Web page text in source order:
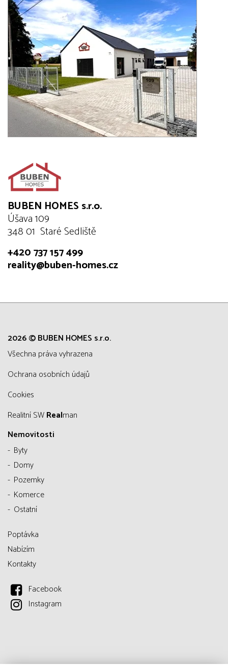
BUBEN HOMES s.r.o.
Úšava 109
348 01 Staré Sedliště
+420 737 157 499
reality@buben-homes.cz
2026 © BUBEN HOMES s.r.o.
všechna práva vyhrazena
Ochrana osobních údajů
Cookies
Realitní SWRealman
Nemovitosti
Byty
Domy
Pozemky
Komerce
Ostatní
Poptávka
Nabízím
Kontakty
Facebook
Instagram